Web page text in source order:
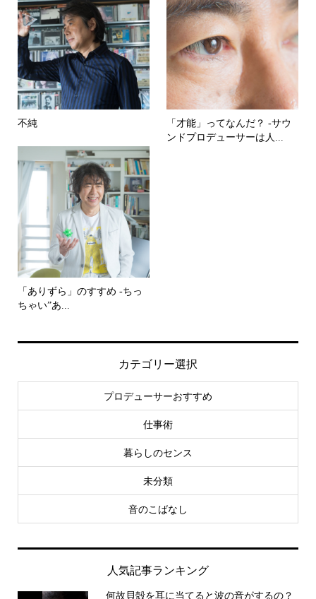
不純
「才能」ってなんだ？ -サウ
ンドプロデューサーは人...
「ありずら」のすすめ -ちっ
ちゃい”あ...
カテゴリー選択
プロデューサーおすすめ
仕事術
暮らしのセンス
未分類
音のこばなし
人気記事ランキング
何故貝殻を耳に当てると波の音がするの？